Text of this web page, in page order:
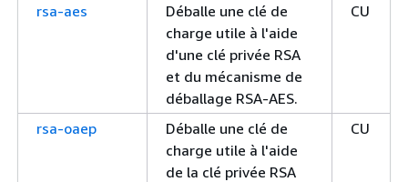
rsa-aes
Déballe une clé de
charge utile à l'aide
d'une clé privée RSA
et du mécanisme de
déballage RSA-AES.
CU
rsa-oaep
Déballe une clé de
charge utile à l'aide
de la clé privée RSA
CU